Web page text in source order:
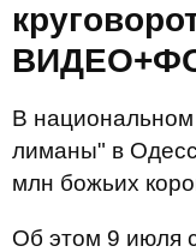
В национальном
лиманы" в
млн божьих
Об этом 9 июля